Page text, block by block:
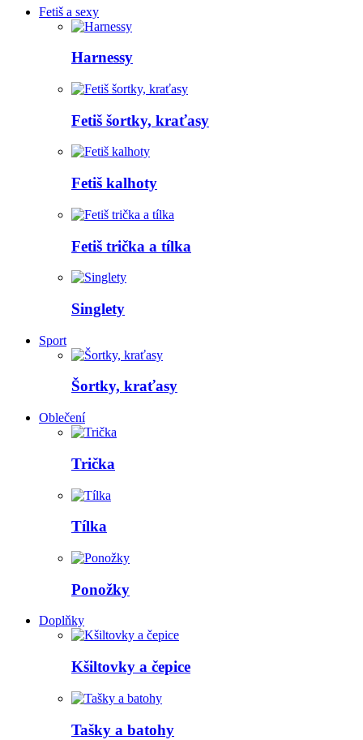
Fetiš a sexy
Harnessy
Fetiš šortky, kraťasy
Fetiš kalhoty
Fetiš trička a tílka
Singlety
Sport
Šortky, kraťasy
Oblečení
Trička
Tílka
Ponožky
Doplňky
Kšiltovky a čepice
Tašky a batohy